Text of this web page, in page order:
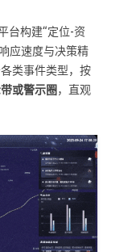
台构建“定位-资
应速度与决策精
类事件类型，按
或警示圈 ，直观